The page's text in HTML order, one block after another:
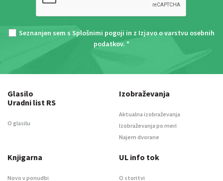
Seznanjen sem s Splošnimi pogoji in z Izjavo o varstvu osebnih
podatkov. *
Glasilo
Uradni list RS
O glasilu
Izobraževanja
Aktualna izobraževanja
Izobraževanja po meri
Najem dvorane
Knjigarna
Novo v ponudbi
UL info tok
O storitvi